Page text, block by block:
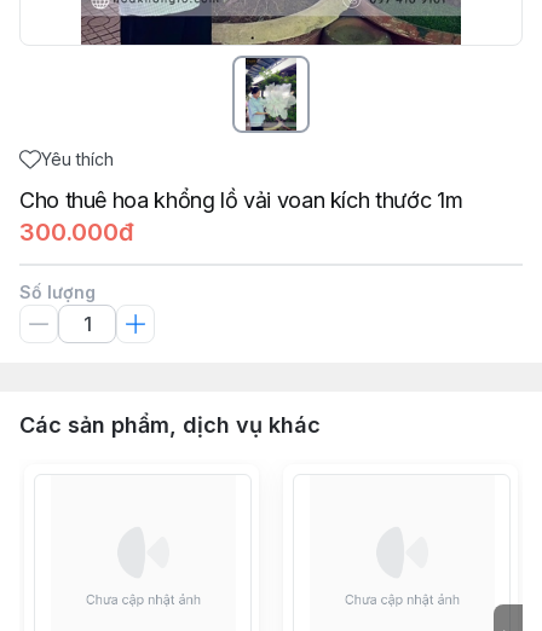
Yêu thích
Cho thuê hoa khổng lồ vải voan kích thước 1m
300.000đ
Số lượng
Các sản phẩm, dịch vụ khác